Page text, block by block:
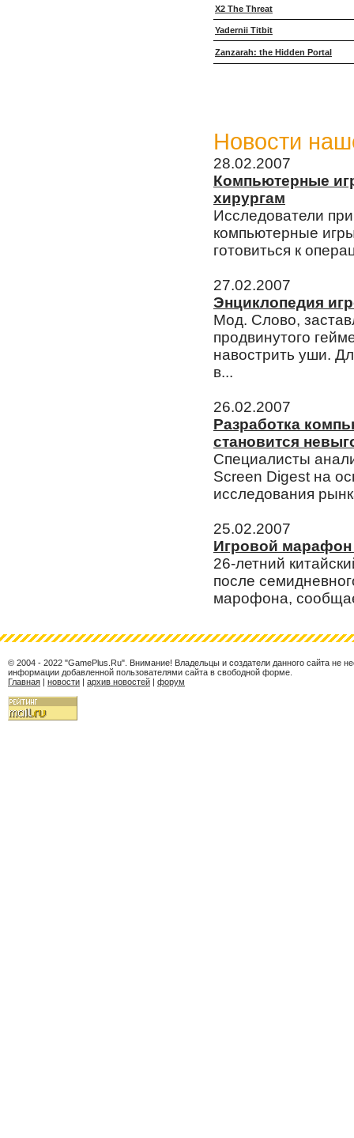
X2 The Threat
Yadernii Titbit
Zanzarah: the Hidden Portal
Новости
28.02.2007
Компьютерные
хирургам
Исследователи
компьютерные
готовиться к
27.02.2007
Энциклопедия
Мод. Слово,
продвинутого
навострить уши.
в...
26.02.2007
Разработка
становится
Специалисты
Screen Digest на
исследования
25.02.2007
Игровой марафон
26-летний
после
марофона,
© 2004 - 2022 "GamePlus.Ru". Внимание! Владельцы и создатели данного сайта не
информации добавленной пользователями сайта в свободной форме.
Главная | новости | архив новостей | форум